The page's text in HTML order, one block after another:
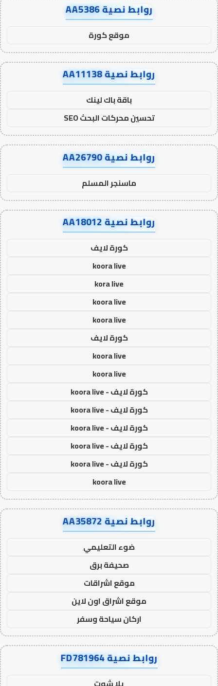
روابط نصية AA5386
موقع كورة
روابط نصية AA11138
باقة باك لينك
تحسين محركات البحث SEO
روابط نصية AA26790
ماسنجر المسلم
روابط نصية AA18012
كورة لايف
koora live
kora live
koora live
koora live
كورة لايف
koora live
koora live
كورة لايف - koora live
كورة لايف - koora live
كورة لايف - koora live
كورة لايف - koora live
كورة لايف - koora live
koora live
روابط نصية AA35872
ضوء التعليمي
صحيفة برق
موقع اشراقات
موقع اشراق اون لاين
اركان سياحة وسفر
روابط نصية FD781964